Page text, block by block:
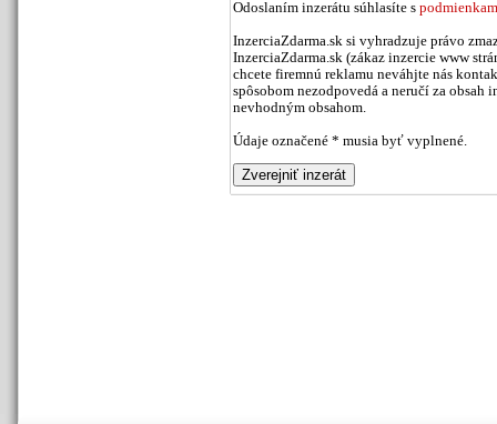
Odoslaním inzerátu súhlasíte s
InzerciaZdarma.sk si vyhradzuje právo
InzerciaZdarma.sk (zákaz inzercie www
chcete firemnú reklamu neváhjte nás
spôsobom nezodpovedá a neručí za
nevhodným obsahom.
Údaje označené * musia byť vyplnené.